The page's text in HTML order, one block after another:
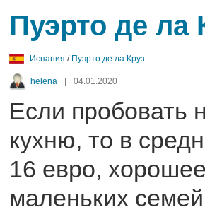
Пуэрто де ла
Испания / Пуэрто де ла Круз
helena 04.01.2020
Если пробовать
кухню, то в
16 евро,
маленьких